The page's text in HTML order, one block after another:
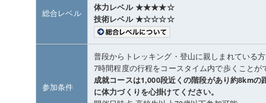
総合レベル
体力レベル ★★★★☆
技術レベル ★☆☆☆☆
参加条件
普段からトレッキング・登山に親しまれている
7時間程度の行程をコースタイム内で歩くことが
成就コースは1,000段近くの階段があり約8km
に体力づくりを心掛けてください。